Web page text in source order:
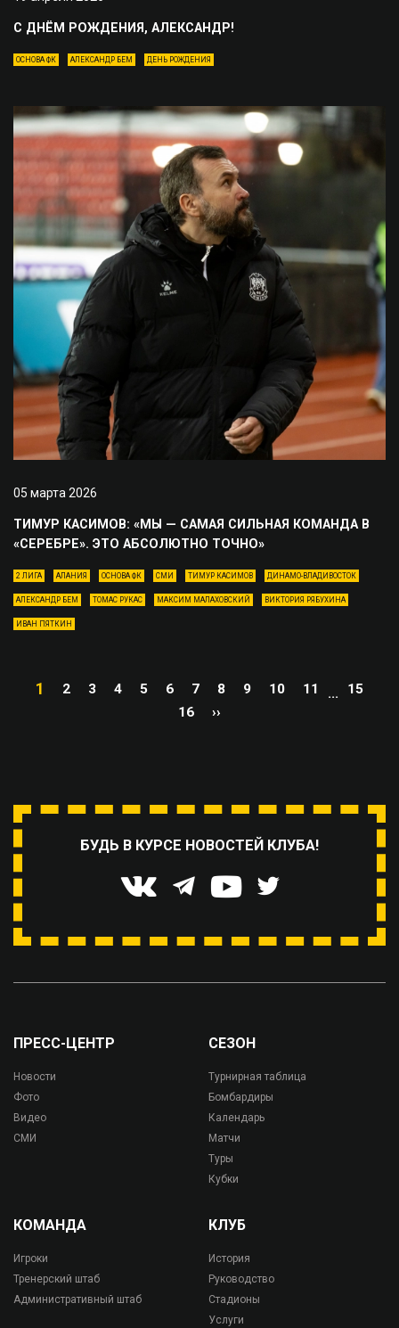
С ДНЁМ РОЖДЕНИЯ, АЛЕКСАНДР!
ОСНОВА ФК АЛЕКСАНДР БЕМ ДЕНЬ РОЖДЕНИЯ
05 марта 2026
ТИМУР КАСИМОВ: «МЫ — САМАЯ СИЛЬНАЯ КОМАНДА В
«СЕРЕБРЕ». ЭТО АБСОЛЮТНО ТОЧНО»
2 ЛИГА АЛАНИЯ ОСНОВА ФК СМИ ТИМУР КАСИМОВ ДИНАМО-ВЛАДИВОСТОК
АЛЕКСАНДР БЕМ ТОМАС РУКАС МАКСИМ МАЛАХОВСКИЙ ВИКТОРИЯ РЯБУХИНА
ИВАН ПЯТКИН
1 2 3 4 5 6 7 8 9 10 11 ...
15
16
››
БУДЬ В КУРСЕ НОВОСТЕЙ КЛУБА!
ПРЕСС-ЦЕНТР
Новости
Фото
Видео
СМИ
СЕЗОН
Турнирная таблица
Бомбардиры
Календарь
Матчи
Туры
Кубки
КОМАНДА
Игроки
Тренерский штаб
Административный штаб
КЛУБ
История
Руководство
Стадионы
Услуги